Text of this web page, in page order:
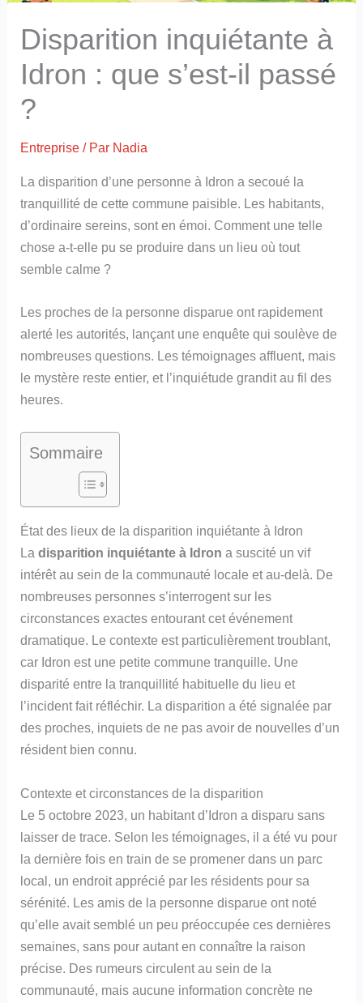
Disparition inquiétante à
Idron : que s’est-il passé
?
Entreprise / Par Nadia
La disparition d’une personne à Idron a secoué la
tranquillité de cette commune paisible. Les habitants,
d’ordinaire sereins, sont en émoi. Comment une telle
chose a-t-elle pu se produire dans un lieu où tout
semble calme ?
Les proches de la personne disparue ont rapidement
alerté les autorités, lançant une enquête qui soulève de
nombreuses questions. Les témoignages affluent, mais
le mystère reste entier, et l’inquiétude grandit au fil des
heures.
Sommaire
État des lieux de la disparition inquiétante à Idron
Ladisparition inquiétante à Idron a suscité un vif
intérêt au sein de la communauté locale et au-delà. De
nombreuses personnes s’interrogent sur les
circonstances exactes entourant cet événement
dramatique. Le contexte est particulièrement troublant,
car Idron est une petite commune tranquille. Une
disparité entre la tranquillité habituelle du lieu et
l’incident fait réfléchir. La disparition a été signalée par
des proches, inquiets de ne pas avoir de nouvelles d’un
résident bien connu.
Contexte et circonstances de la disparition
Le 5 octobre 2023, un habitant d’Idron a disparu sans
laisser de trace. Selon les témoignages, il a été vu pour
la dernière fois en train de se promener dans un parc
local, un endroit apprécié par les résidents pour sa
sérénité. Les amis de la personne disparue ont noté
qu’elle avait semblé un peu préoccupée ces dernières
semaines, sans pour autant en connaître la raison
précise. Des rumeurs circulent au sein de la
communauté, mais aucune information concrète ne